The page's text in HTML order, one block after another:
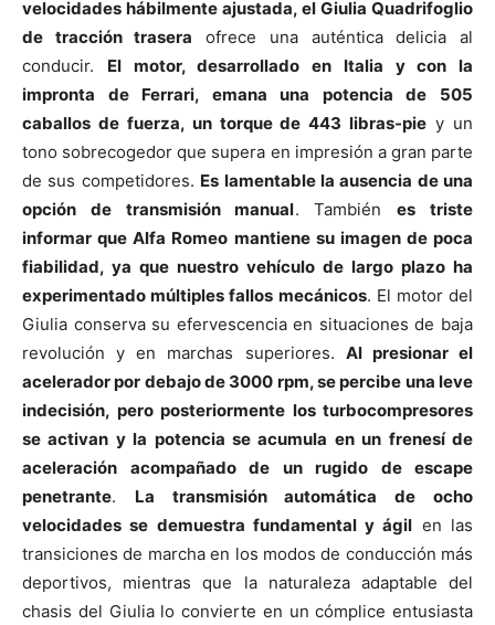
velocidades hábilmente ajustada, el Giulia Quadrifoglio
de tracción trasera ofrece una auténtica delicia al
conducir. El motor, desarrollado en Italia y con la
impronta de Ferrari, emana una potencia de 505
caballos de fuerza, un torque de 443 libras-pie y un
tono sobrecogedor que supera en impresión a gran parte
de sus competidores. Es lamentable la ausencia de una
opción de transmisión manual. Tambiénes triste
informar que Alfa Romeo mantiene su imagen de poca
fiabilidad, ya que nuestro vehículo de largo plazo ha
experimentado múltiples fallos mecánicos. El motor del
Giulia conserva su efervescencia en situaciones de baja
revolución y en marchas superiores. Al presionar el
acelerador por debajo de 3000 rpm, se percibe una leve
indecisión, pero posteriormente los turbocompresores
se activan y la potencia se acumula en un frenesí de
aceleración acompañado de un rugido de escape
penetrante. La transmisión automática de ocho
velocidades se demuestra fundamental y ágil en las
transiciones de marcha en los modos de conducción más
deportivos, mientras que la naturaleza adaptable del
chasis del Giulia lo convierte en un cómplice entusiasta